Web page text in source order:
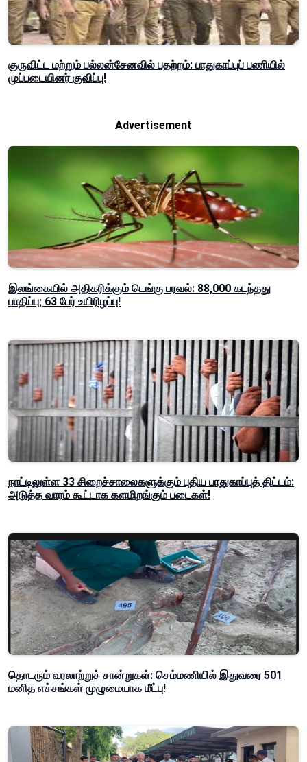
குருவிட்ட மற்றும் பல்லன்சேனவில் பதற்றம்: பாதுகாப்புப் பணியில்
முப்படையினர் குவிப்பு!
Advertisement
இலங்கையில் அதிகரிக்கும் டெங்கு பரவல்: 88,000 கடந்தது
பாதிப்பு; 63 பேர் உயிரிழப்பு!
நாட்டிலுள்ள 33 சிறைச்சாலைகளுக்கும் புதிய பாதுகாப்புத் திட்டம்:
அடுத்த வாரம் கூட்டாக களமிறங்கும் படைகள்!
தொடரும் வரலாற்றுச் சான்றுகள்: செம்மணியில் இதுவரை 501
மனித எச்சங்கள் முழுமையாக மீட்பு!